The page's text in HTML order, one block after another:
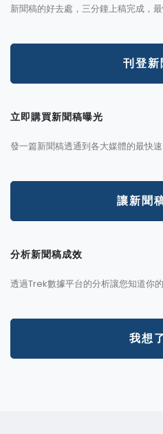
新聞稿的好去處，三分鐘上稿完成，
刊登新
立即購買新聞稿曝光
發一篇新聞稿透通到各大媒體的最快
讓新聞
分析新聞稿成效
透過Trek數據平台的分析讓您知道你
我想